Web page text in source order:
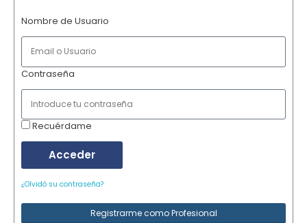
Nombre de Usuario
Contraseña
Recuérdame
Acceder
¿Olvidó su contraseña?
Registrarme como Profesional